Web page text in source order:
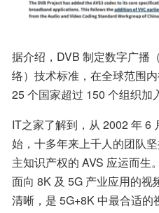
据介绍，DVB 制定数字广播
络）技术标准，在全球范围
25 个国家超过 150 个组织加
IT之家了解到，从 2002 年 6
始，十多年来上千人的团队
主知识产权的 AVS 应运而生
面向 8K 及 5G 产业应用的
清晰，是 5G+8K 中最合适